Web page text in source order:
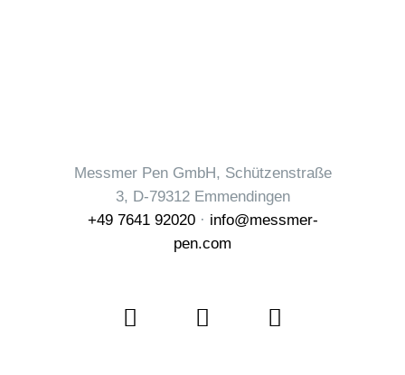
Messmer Pen GmbH, Schützenstraße
3, D-79312 Emmendingen
+49 7641 92020· info@messmer-
pen.com